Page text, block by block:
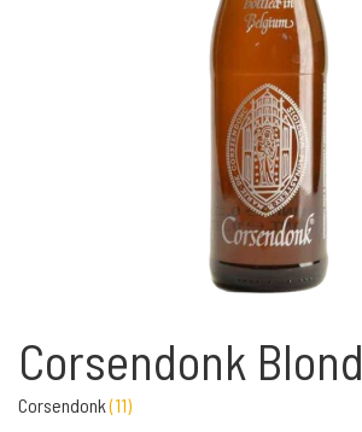
Corsendonk Blond
Corsendonk(11)